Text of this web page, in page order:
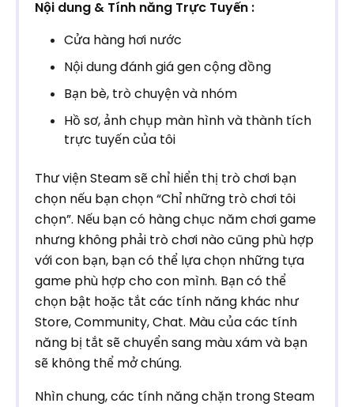
Nội dung & Tính năng Trực Tuyến :
Cửa hàng hơi nước
Nội dung đánh giá gen cộng đồng
Bạn bè, trò chuyện và nhóm
Hồ sơ, ảnh chụp màn hình và thành tích
trực tuyến của tôi
Thư viện Steam sẽ chỉ hiển thị trò chơi bạn
chọn nếu bạn chọn “Chỉ những trò chơi tôi
chọn”. Nếu bạn có hàng chục năm chơi game
nhưng không phải trò chơi nào cũng phù hợp
với con bạn, bạn có thể lựa chọn những tựa
game phù hợp cho con mình. Bạn có thể
chọn bật hoặc tắt các tính năng khác như
Store, Community, Chat. Màu của các tính
năng bị tắt sẽ chuyển sang màu xám và bạn
sẽ không thể mở chúng.
Nhìn chung, các tính năng chặn trong Steam